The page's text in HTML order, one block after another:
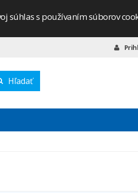
súhlas s používaním súborov
Hľadať